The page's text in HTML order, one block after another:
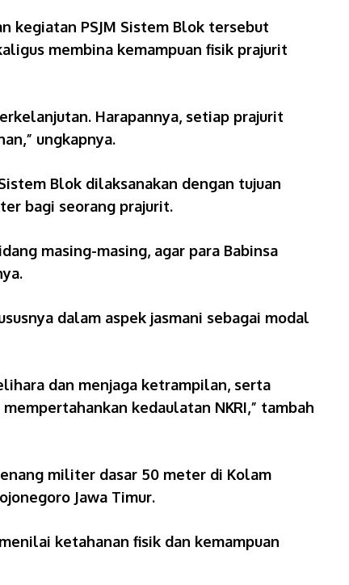
kegiatan PSJM Sistem Blok tersebut
membina kemampuan fisik prajurit
Harapannya, setiap prajurit
ungkapnya.
Blok dilaksanakan dengan tujuan
bagi seorang prajurit.
masing-masing, agar para Babinsa
dalam aspek jasmani sebagai modal
dan menjaga ketrampilan, serta
kedaulatan NKRI,” tambah
militer dasar 50 meter di Kolam
Jawa Timur.
ketahanan fisik dan kemampuan